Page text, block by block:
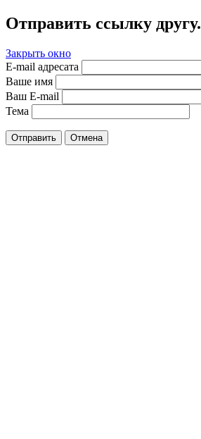
Отправить ссылку другу.
Закрыть окно
E-mail адресата
Ваше имя
Ваш E-mail
Тема
Отправить Отмена